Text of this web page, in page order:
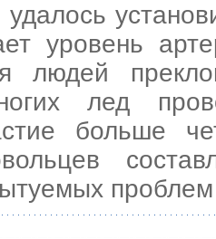
уровень
людей
лед
больше